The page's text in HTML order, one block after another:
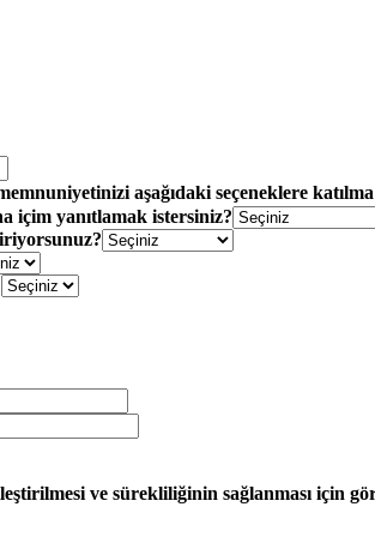
aşağıdaki seçeneklere
içim yanıtlamak istersiniz?
ve sürekliliğinin sağlanması için